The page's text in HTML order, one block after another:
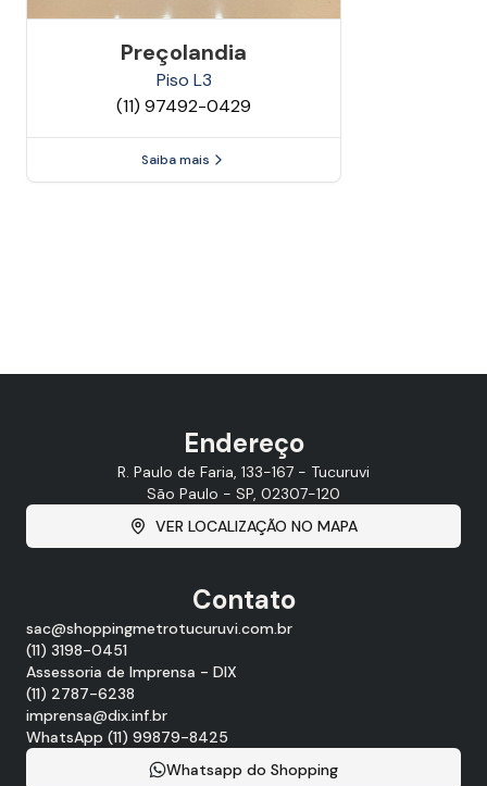
Preçolandia
Piso L3
(11) 97492-0429
Saiba mais
Endereço
R. Paulo de Faria, 133-167 - Tucuruvi
São Paulo - SP, 02307-120
VER LOCALIZAÇÃO NO MAPA
Contato
sac@shoppingmetrotucuruvi.com.br
(11) 3198-0451
Assessoria de Imprensa - DIX
(11) 2787-6238
imprensa@dix.inf.br
WhatsApp (11) 99879-8425
Whatsapp do Shopping